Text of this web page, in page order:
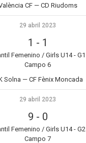
CF — CD Riudoms
29 abril 2023
1 - 1
Femenino / Girls U14 - G1
Campo 6
Solna — CF Fènix Moncada
29 abril 2023
9 - 0
Femenino / Girls U14 - G2
Campo 7